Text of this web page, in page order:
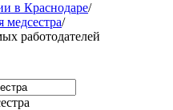
в Краснодаре/
медсестра/
работодателей